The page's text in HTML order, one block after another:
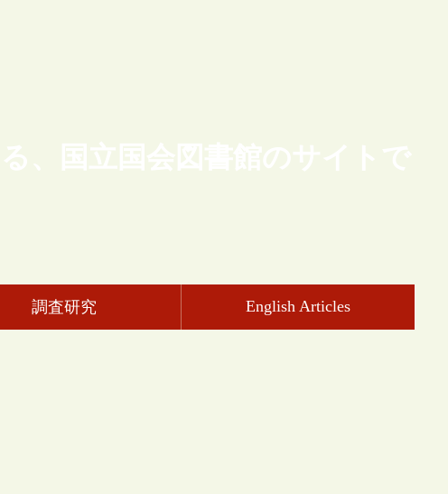
、国立国会図書館のサイトで
調査研究 English Articles